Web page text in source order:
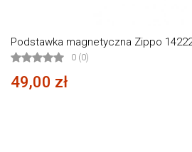
Podstawka magnetyczna Zippo
0 (0)
49,00 zł